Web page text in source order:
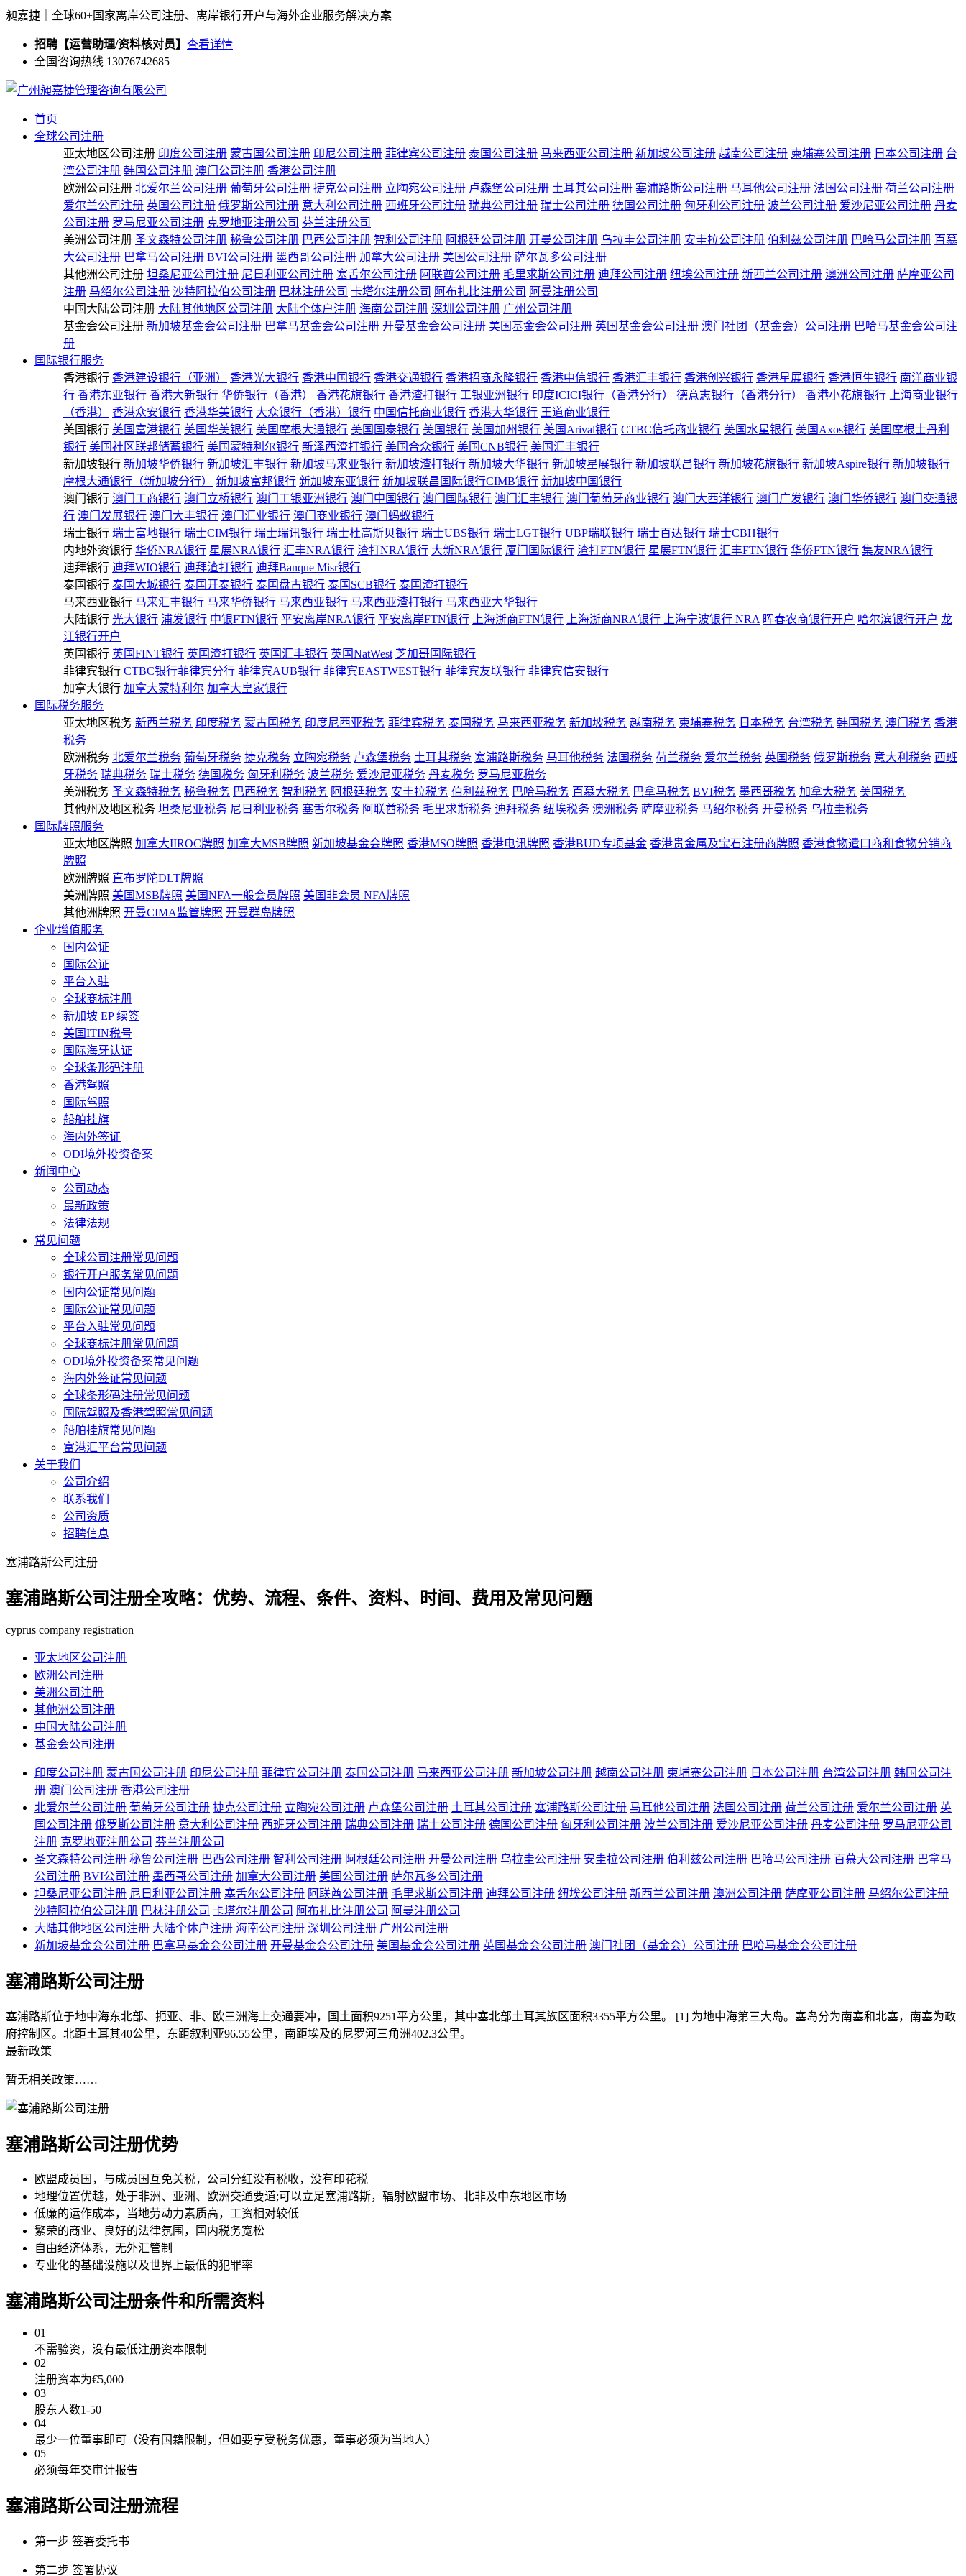
昶嘉捷｜全球60+国家离岸公司注册、离岸银行开户与海外企业服务解决方案
招聘【运营助理/资料核对员】 查看详情
全国咨询热线 13076742685
首页
全球公司注册
亚太地区公司注册 印度公司注册 蒙古国公司注册 印尼公司注册 菲律宾公司注册 泰国公司注册 马来西亚公司注册 新加坡公司注册 越南公司注册 柬埔寨公司注册 日本公司注册 台
湾公司注册 韩国公司注册 澳门公司注册 香港公司注册
欧洲公司注册 北爱尔兰公司注册 葡萄牙公司注册 捷克公司注册 立陶宛公司注册 卢森堡公司注册 土耳其公司注册 塞浦路斯公司注册 马耳他公司注册 法国公司注册 荷兰公司注册
爱尔兰公司注册 英国公司注册 俄罗斯公司注册 意大利公司注册 西班牙公司注册 瑞典公司注册 瑞士公司注册 德国公司注册 匈牙利公司注册 波兰公司注册 爱沙尼亚公司注册 丹麦
公司注册 罗马尼亚公司注册 克罗地亚注册公司 芬兰注册公司
美洲公司注册 圣文森特公司注册 秘鲁公司注册 巴西公司注册 智利公司注册 阿根廷公司注册 开曼公司注册 乌拉圭公司注册 安圭拉公司注册 伯利兹公司注册 巴哈马公司注册 百慕
大公司注册 巴拿马公司注册 BVI公司注册 墨西哥公司注册 加拿大公司注册 美国公司注册 萨尔瓦多公司注册
其他洲公司注册 坦桑尼亚公司注册 尼日利亚公司注册 塞舌尔公司注册 阿联酋公司注册 毛里求斯公司注册 迪拜公司注册 纽埃公司注册 新西兰公司注册 澳洲公司注册 萨摩亚公司
注册 马绍尔公司注册 沙特阿拉伯公司注册 巴林注册公司 卡塔尔注册公司 阿布扎比注册公司 阿曼注册公司
中国大陆公司注册 大陆其他地区公司注册 大陆个体户注册 海南公司注册 深圳公司注册 广州公司注册
基金会公司注册 新加坡基金会公司注册 巴拿马基金会公司注册 开曼基金会公司注册 美国基金会公司注册 英国基金会公司注册 澳门社团（基金会）公司注册 巴哈马基金会公司注
册
国际银行服务
香港银行 香港建设银行（亚洲） 香港光大银行 香港中国银行 香港交通银行 香港招商永隆银行 香港中信银行 香港汇丰银行 香港创兴银行 香港星展银行 香港恒生银行 南洋商业银
行 香港东亚银行 香港大新银行 华侨银行（香港） 香港花旗银行 香港渣打银行 工银亚洲银行 印度ICICI银行（香港分行） 德意志银行（香港分行） 香港小花旗银行
上海商业银行
（香港）
香港众安银行 香港华美银行 大众银行（香港）银行 中国信托商业银行 香港大华银行 王道商业银行
美国银行 美国富港银行 美国华美银行 美国摩根大通银行 美国国泰银行 美国银行 美国加州银行 美国Arival银行 CTBC信托商业银行 美国水星银行 美国Axos银行 美国摩根士丹利
银行 美国社区联邦储蓄银行 美国蒙特利尔银行 新泽西渣打银行 美国合众银行 美国CNB银行 美国汇丰银行
新加坡银行 新加坡华侨银行 新加坡汇丰银行 新加坡马来亚银行 新加坡渣打银行 新加坡大华银行 新加坡星展银行 新加坡联昌银行 新加坡花旗银行 新加坡Aspire银行 新加坡银行
摩根大通银行（新加坡分行）
新加坡富邦银行 新加坡东亚银行 新加坡联昌国际银行CIMB银行 新加坡中国银行
澳门银行 澳门工商银行 澳门立桥银行 澳门工银亚洲银行 澳门中国银行 澳门国际银行 澳门汇丰银行 澳门葡萄牙商业银行 澳门大西洋银行 澳门广发银行 澳门华侨银行 澳门交通银
行 澳门发展银行 澳门大丰银行 澳门汇业银行 澳门商业银行 澳门蚂蚁银行
瑞士银行 瑞士富地银行 瑞士CIM银行 瑞士瑞讯银行 瑞士杜高斯贝银行 瑞士UBS银行 瑞士LGT银行 UBP瑞联银行 瑞士百达银行 瑞士CBH银行
内地外资银行 华侨NRA银行 星展NRA银行 汇丰NRA银行 渣打NRA银行 大新NRA银行 厦门国际银行 渣打FTN银行 星展FTN银行 汇丰FTN银行 华侨FTN银行 集友NRA银行
迪拜银行 迪拜WIO银行 迪拜渣打银行 迪拜Banque Misr银行
泰国银行 泰国大城银行 泰国开泰银行 泰国盘古银行 泰国SCB银行 泰国渣打银行
马来西亚银行 马来汇丰银行 马来华侨银行 马来西亚银行 马来西亚渣打银行 马来西亚大华银行
大陆银行 光大银行 浦发银行 中银FTN银行 平安离岸NRA银行 平安离岸FTN银行 上海浙商FTN银行 上海浙商NRA银行 上海宁波银行 NRA 晖春农商银行开户 哈尔滨银行开户 龙
江银行开户
英国银行 英国FINT银行 英国渣打银行 英国汇丰银行 英国NatWest 芝加哥国际银行
菲律宾银行 CTBC银行菲律宾分行 菲律宾AUB银行 菲律宾EASTWEST银行 菲律宾友联银行 菲律宾信安银行
加拿大银行 加拿大蒙特利尔 加拿大皇家银行
国际税务服务
亚太地区税务 新西兰税务 印度税务 蒙古国税务 印度尼西亚税务 菲律宾税务 泰国税务 马来西亚税务 新加坡税务 越南税务 柬埔寨税务 日本税务 台湾税务 韩国税务 澳门税务 香港
税务
欧洲税务 北爱尔兰税务 葡萄牙税务 捷克税务 立陶宛税务 卢森堡税务 土耳其税务 塞浦路斯税务 马耳他税务 法国税务 荷兰税务 爱尔兰税务 英国税务 俄罗斯税务 意大利税务 西班
牙税务 瑞典税务 瑞士税务 德国税务 匈牙利税务 波兰税务 爱沙尼亚税务 丹麦税务 罗马尼亚税务
美洲税务 圣文森特税务 秘鲁税务 巴西税务 智利税务 阿根廷税务 安圭拉税务 伯利兹税务 巴哈马税务 百慕大税务 巴拿马税务 BVI税务 墨西哥税务 加拿大税务 美国税务
其他州及地区税务 坦桑尼亚税务 尼日利亚税务 塞舌尔税务 阿联酋税务 毛里求斯税务 迪拜税务 纽埃税务 澳洲税务 萨摩亚税务 马绍尔税务 开曼税务 乌拉圭税务
国际牌照服务
亚太地区牌照 加拿大IIROC牌照 加拿大MSB牌照 新加坡基金会牌照 香港MSO牌照 香港电讯牌照 香港BUD专项基金 香港贵金属及宝石注册商牌照 香港食物遣口商和食物分销商
牌照
欧洲牌照 直布罗陀DLT牌照
美洲牌照 美国MSB牌照 美国NFA一般会员牌照 美国非会员 NFA牌照
其他洲牌照 开曼CIMA监管牌照 开曼群岛牌照
企业增值服务
国内公证
国际公证
平台入驻
全球商标注册
新加坡 EP 续签
美国ITIN税号
国际海牙认证
全球条形码注册
香港驾照
国际驾照
船舶挂旗
海内外签证
ODI境外投资备案
新闻中心
公司动态
最新政策
法律法规
常见问题
全球公司注册常见问题
银行开户服务常见问题
国内公证常见问题
国际公证常见问题
平台入驻常见问题
全球商标注册常见问题
ODI境外投资备案常见问题
海内外签证常见问题
全球条形码注册常见问题
国际驾照及香港驾照常见问题
船舶挂旗常见问题
富港汇平台常见问题
关于我们
公司介绍
联系我们
公司资质
招聘信息
塞浦路斯公司注册
塞浦路斯公司注册全攻略：优势、流程、条件、资料、时间、费用及常见问题
cyprus company registration
亚太地区公司注册
欧洲公司注册
美洲公司注册
其他洲公司注册
中国大陆公司注册
基金会公司注册
印度公司注册 蒙古国公司注册 印尼公司注册 菲律宾公司注册 泰国公司注册 马来西亚公司注册 新加坡公司注册 越南公司注册 柬埔寨公司注册 日本公司注册 台湾公司注册 韩国公司注
册 澳门公司注册 香港公司注册
北爱尔兰公司注册 葡萄牙公司注册 捷克公司注册 立陶宛公司注册 卢森堡公司注册 土耳其公司注册 塞浦路斯公司注册 马耳他公司注册 法国公司注册 荷兰公司注册 爱尔兰公司注册 英
国公司注册 俄罗斯公司注册 意大利公司注册 西班牙公司注册 瑞典公司注册 瑞士公司注册 德国公司注册 匈牙利公司注册 波兰公司注册 爱沙尼亚公司注册 丹麦公司注册 罗马尼亚公司
注册 克罗地亚注册公司 芬兰注册公司
圣文森特公司注册 秘鲁公司注册 巴西公司注册 智利公司注册 阿根廷公司注册 开曼公司注册 乌拉圭公司注册 安圭拉公司注册 伯利兹公司注册 巴哈马公司注册 百慕大公司注册 巴拿马
公司注册 BVI公司注册 墨西哥公司注册 加拿大公司注册 美国公司注册 萨尔瓦多公司注册
坦桑尼亚公司注册 尼日利亚公司注册 塞舌尔公司注册 阿联酋公司注册 毛里求斯公司注册 迪拜公司注册 纽埃公司注册 新西兰公司注册 澳洲公司注册 萨摩亚公司注册 马绍尔公司注册
沙特阿拉伯公司注册 巴林注册公司 卡塔尔注册公司 阿布扎比注册公司 阿曼注册公司
大陆其他地区公司注册 大陆个体户注册 海南公司注册 深圳公司注册 广州公司注册
新加坡基金会公司注册 巴拿马基金会公司注册 开曼基金会公司注册 美国基金会公司注册 英国基金会公司注册 澳门社团（基金会）公司注册 巴哈马基金会公司注册
塞浦路斯公司注册
塞浦路斯位于地中海东北部、扼亚、非、欧三洲海上交通要冲，国土面积9251平方公里，其中塞北部土耳其族区面积3355平方公里。 [1] 为地中海第三大岛。塞岛分为南塞和北塞，南塞为政
府控制区。北距土耳其40公里，东距叙利亚96.55公里，南距埃及的尼罗河三角洲402.3公里。
最新政策
暂无相关政策……
塞浦路斯公司注册优势
欧盟成员国，与成员国互免关税，公司分红没有税收，没有印花税
地理位置优越，处于非洲、亚洲、欧洲交通要道;可以立足塞浦路斯，辐射欧盟市场、北非及中东地区市场
低廉的运作成本，当地劳动力素质高，工资相对较低
繁荣的商业、良好的法律氛围，国内税务宽松
自由经济体系，无外汇管制
专业化的基础设施以及世界上最低的犯罪率
塞浦路斯公司注册条件和所需资料
01
不需验资，没有最低注册资本限制
02
注册资本为€5,000
03
股东人数1-50
04
最少一位董事即可（没有国籍限制，但如要享受税务优惠，董事必须为当地人）
05
必须每年交审计报告
塞浦路斯公司注册流程
第一步 签署委托书
第二步 签署协议